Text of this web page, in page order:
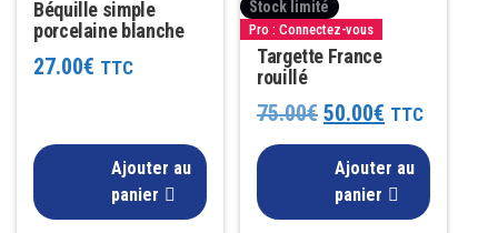
Béquille simple
porcelaine blanche
27.00€ TTC
Ajouter au
panier
Stock limité
Pro : Connectez-vous
Targette France
rouillé
75.00€ Le
prix
initial
50.00€Le
prix
actuel
TTC
Ajouter au
panier